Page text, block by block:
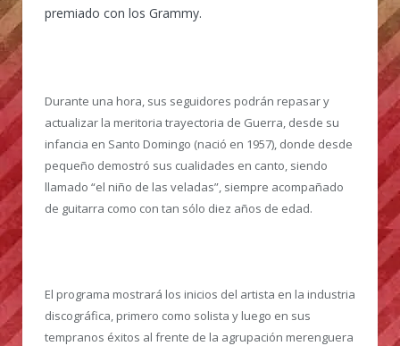
premiado con los Grammy.
Durante una hora, sus seguidores podrán repasar y
actualizar la meritoria trayectoria de Guerra, desde su
infancia en Santo Domingo (nació en 1957), donde desde
pequeño demostró sus cualidades en canto, siendo
llamado “el niño de las veladas”, siempre acompañado
de guitarra como con tan sólo diez años de edad.
El programa mostrará los inicios del artista en la industria
discográfica, primero como solista y luego en sus
tempranos éxitos al frente de la agrupación merenguera